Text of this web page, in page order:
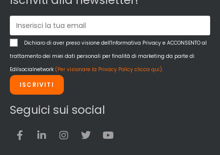
Dichiaro di aver preso visione dell'Informativa Privacy e ACCONSENTO al
trattamento dei miei dati personali per finalità di marketing da parte di
Edilsocialnetwork (Per visionare la Privacy Policy clicca qui).
ISCRIVITI
Seguici sui social